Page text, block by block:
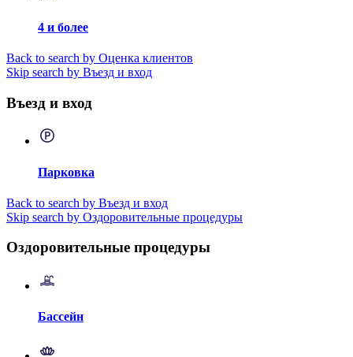
4 и более
Back to search by Оценка клиентов
Skip search by Въезд и вход
Въезд и вход
Парковка
Back to search by Въезд и вход
Skip search by Оздоровительные процедуры
Оздоровительные процедуры
Бассейн